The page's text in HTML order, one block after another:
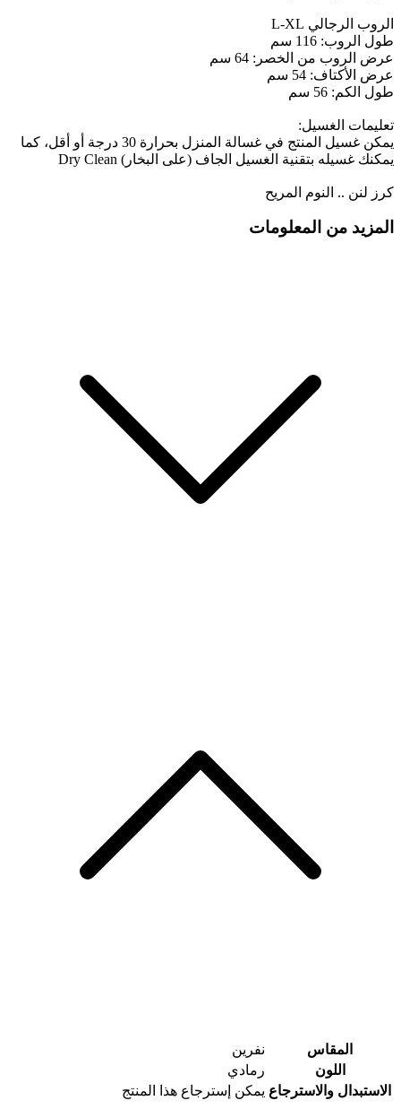
الروب الرجالي L-XL
طول الروب: 116 سم
عرض الروب من الخصر: 64 سم
عرض الأكتاف: 54 سم
طول الكم: 56 سم
تعليمات الغسيل:
يمكن غسيل المنتج في غسالة المنزل بحرارة 30 درجة أو أقل، كما
يمكنك غسيله بتقنية الغسيل الجاف (على البخار) Dry Clean
كرز لنن .. النوم المريح
المزيد من المعلومات
المقاس
نفرين
اللون
رمادي
الاستبدال والاسترجاع يمكن إسترجاع هذا المنتج